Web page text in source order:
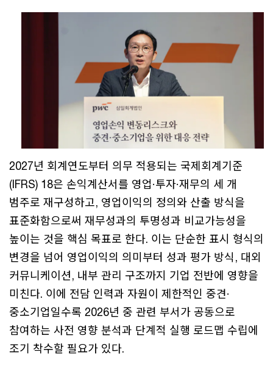
2027년 회계연도부터 의무 적용되는 국제회계기준
(IFRS) 18은 손익계산서를 영업·투자·재무의 세 개
범주로 재구성하고, 영업이익의 정의와 산출 방식을
표준화함으로써 재무성과의 투명성과 비교가능성을
높이는 것을 핵심 목표로 한다. 이는 단순한 표시 형식의
변경을 넘어 영업이익의 의미부터 성과 평가 방식, 대외
커뮤니케이션, 내부 관리 구조까지 기업 전반에 영향을
미친다. 이에 전담 인력과 자원이 제한적인 중견·
중소기업일수록 2026년 중 관련 부서가 공동으로
참여하는 사전 영향 분석과 단계적 실행 로드맵 수립에
조기 착수할 필요가 있다.